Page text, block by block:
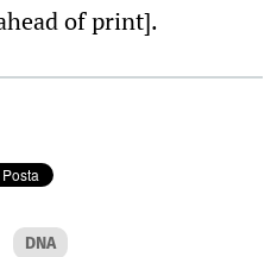
of print].
DNA